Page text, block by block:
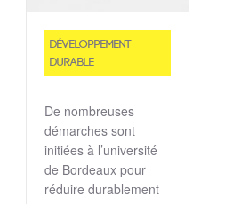
Développement
durable
De nombreuses
démarches sont
initiées à l’université
de Bordeaux pour
réduire durablement